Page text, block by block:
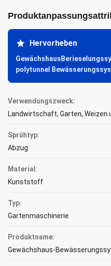
Hervorheben
polytunnel
Verwendungszweck:
Landwirtschaft, Garten, Weizen
Sprühtyp:
Abzug
Material:
Kunststoff
Typ:
Gartenmaschinerie
Produktname:
Gewächshaus-